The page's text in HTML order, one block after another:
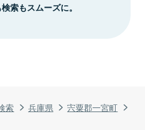
索 兵庫県
宍粟郡一宮町
索もスムーズに。